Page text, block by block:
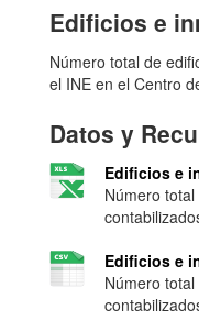
Edificios e
Número total de
el INE en el Centro
Datos y
Edificios e
Número
Edificios e
Número